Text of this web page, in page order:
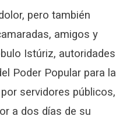
pero también
amigos y
Istúriz, autoridades
Poder Popular para la
servidores públicos,
a dos días de su